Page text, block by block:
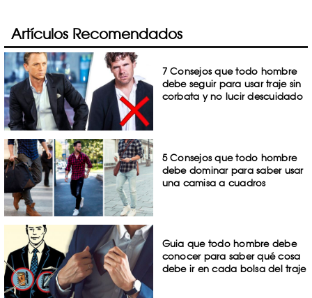
Artículos Recomendados
7 Consejos que todo hombre
debe seguir para usar traje sin
corbata y no lucir descuidado
5 Consejos que todo hombre
debe dominar para saber usar
una camisa a cuadros
Guia que todo hombre debe
conocer para saber qué cosa
debe ir en cada bolsa del traje